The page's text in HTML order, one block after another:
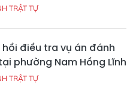
TRẬT TỰ
hồi điều tra vụ án đánh
phường Nam Hồng Lĩnh
TRẬT TỰ